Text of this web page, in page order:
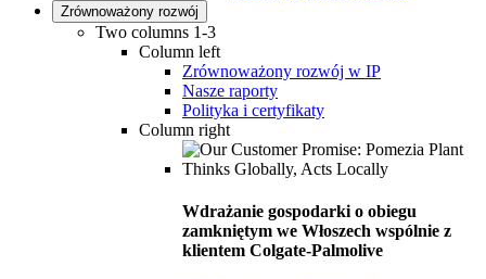
Zrównoważony rozwój
Two columns 1-3
Column left
Zrównoważony rozwój w IP
Nasze raporty
Polityka i certyfikaty
Column right
Wdrażanie gospodarki o obiegu
zamkniętym we Włoszech wspólnie z
klientem Colgate-Palmolive